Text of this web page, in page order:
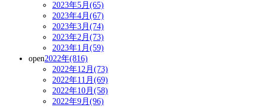
2023年5月(65)
2023年4月(67)
2023年3月(74)
2023年2月(73)
2023年1月(59)
open2022年(816)
2022年12月(73)
2022年11月(69)
2022年10月(58)
2022年9月(96)